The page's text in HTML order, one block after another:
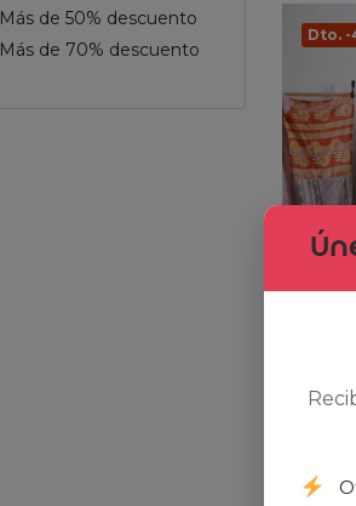
Más de 50% descuento
Más de 70% descuento
Dto. -
The